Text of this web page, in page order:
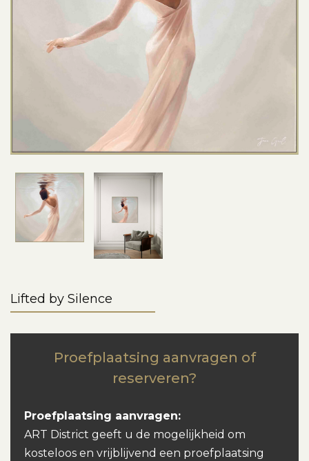
Lifted by Silence
Proefplaatsing aanvragen of
reserveren?
Proefplaatsing aanvragen:
ART District geeft u de mogelijkheid om
kosteloos en vrijblijvend een proefplaatsing